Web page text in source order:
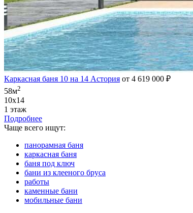
Каркасная баня 10 на 14 Астория от 4 619 000 ₽
58м2
10х14
1 этаж
Подробнее
Чаще всего ищут:
панорамная баня
каркасная баня
баня под ключ
бани из клееного бруса
работы
каменные бани
мобильные бани